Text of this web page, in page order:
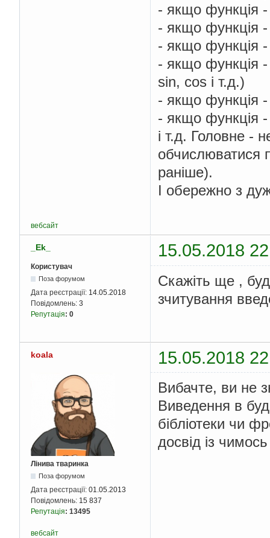
- якщо функція
- якщо функція
- якщо функція
- якщо функція
sin, cos і т.д.)
- якщо функція
- якщо функція
і т.д. Головне -
обчислюватися
раніше).
І обережно з
вебсайт
_Ek_ 15.05.2018
Користувач
Поза форумом
Дата реєстрації: 14.05.2018
Повідомлень: 3
Репутація: 0
Скажіть ще ,
зчитування
koala 15.05.2018
Лінива тваринка
Поза форумом
Дата реєстрації: 01.05.2013
Повідомлень: 15 837
Репутація: 13495
Вибачте, ви не
Виведення в
бібліотеки чи
досвід із
вебсайт